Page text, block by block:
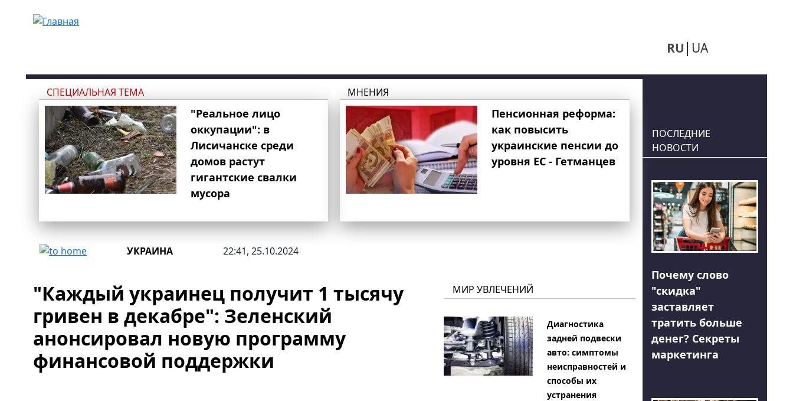
RU UA
СПЕЦИАЛЬНАЯ ТЕМА
"Реальное лицо
оккупации": в
Лисичанске среди
домов растут
гигантские свалки
мусора
МНЕНИЯ
Пенсионная реформа:
как повысить
украинские пенсии до
уровня ЕС - Гетманцев
УКРАИНА 22:41, 25.10.2024
"Каждый украинец получит 1 тысячу
гривен в декабре": Зеленский
анонсировал новую программу
финансовой поддержки
МИР УВЛЕЧЕНИЙ
Диагностика
задней подвески
авто: симптомы
неисправностей и
способы их
устранения
ПОСЛЕДНИЕ
НОВОСТИ
Почему слово
"скидка"
заставляет
тратить больше
денег? Секреты
маркетинга